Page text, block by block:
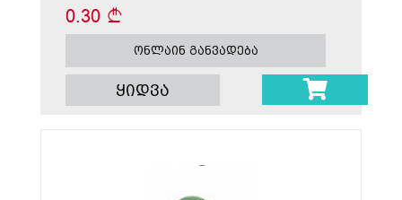
0.30
ონლაინ განვადება
ყიდვა